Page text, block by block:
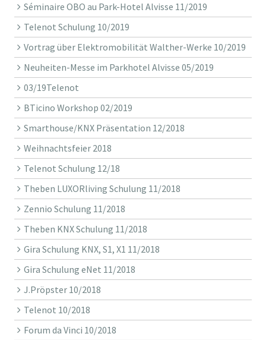
Séminaire OBO au Park-Hotel Alvisse 11/2019
Telenot Schulung 10/2019
Vortrag über Elektromobilität Walther-Werke 10/2019
Neuheiten-Messe im Parkhotel Alvisse 05/2019
03/19Telenot
BTicino Workshop 02/2019
Smarthouse/KNX Präsentation 12/2018
Weihnachtsfeier 2018
Telenot Schulung 12/18
Theben LUXORliving Schulung 11/2018
Zennio Schulung 11/2018
Theben KNX Schulung 11/2018
Gira Schulung KNX, S1, X1 11/2018
Gira Schulung eNet 11/2018
J.Pröpster 10/2018
Telenot 10/2018
Forum da Vinci 10/2018